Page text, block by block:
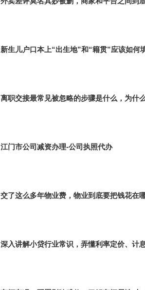
新生儿户口本上“出生地”和“籍贯”应该如何
离职交接最常见被忽略的步骤是什么，为什
江门市公司减资办理-公司执照代办
交了这么多年物业费，物业到底要把钱花在
深入讲解小贷行业常识，弄懂利率定价、计